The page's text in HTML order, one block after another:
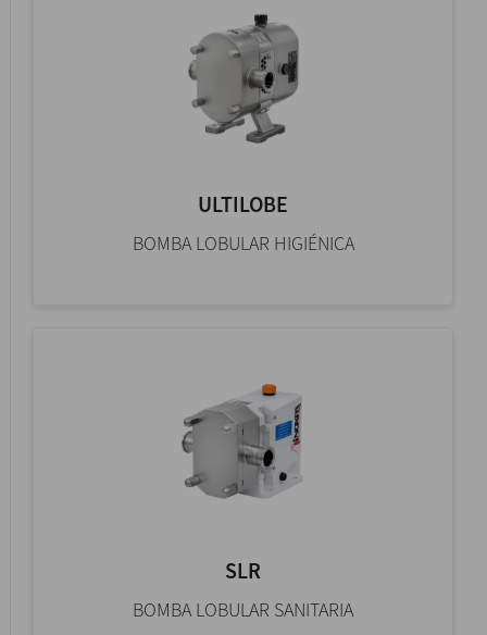
ULTILOBE
BOMBA LOBULAR HIGIÉNICA
SLR
BOMBA LOBULAR SANITARIA